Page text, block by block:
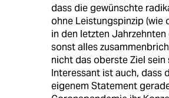
dass die gewünschte
ohne Leistungspinzip (wie
in den letzten
sonst alles
nicht das oberste Ziel sein
Interessant ist auch, dass
eigenem Statement